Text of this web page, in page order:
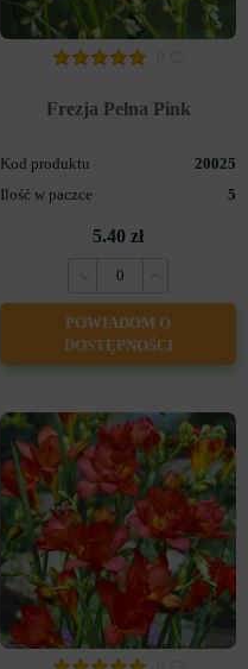
Frezja Pełna Pink
Kod produktu
20025
Ilość w paczce
5
5.40 zł
POWIADOM O
DOSTĘPNOŚCI